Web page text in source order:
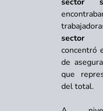
sector
concentró
de
que
del total.